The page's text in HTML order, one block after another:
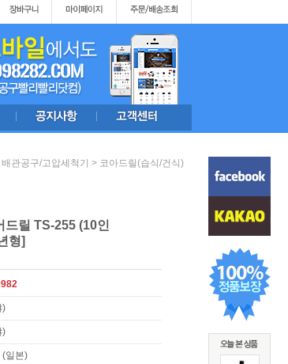
배관공구/고압세척기 > 코아드릴(습식/건식)
드릴 TS-255 (10인
형]
)
)
(일본)